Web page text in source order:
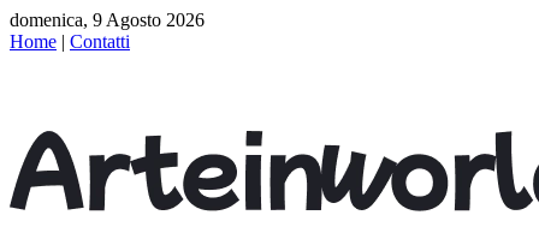
domenica, 9 Agosto 2026
Home | Contatti